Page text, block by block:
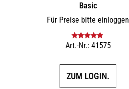
Basic
Für Preise bitte einloggen
Bewertet mit
Art.-Nr.: 41575
ZUM LOGIN.